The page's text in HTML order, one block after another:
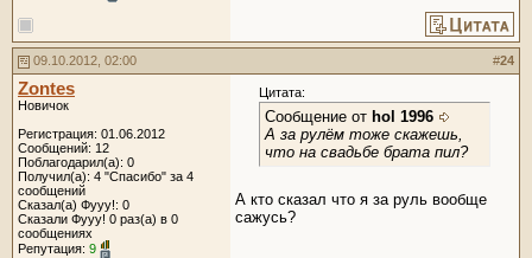
09.10.2012, 02:00 #24
Zontes
Новичок
Регистрация: 01.06.2012
Сообщений: 12
Поблагодарил(а): 0
Получил(а): 4 "Спасибо" за 4
сообщений
Сказал(а) Фууу!: 0
Сказали Фууу! 0 раз(а) в 0
сообщениях
Репутация: 9
Цитата:
Сообщение от hol 1996
А за рулём тоже скажешь,
что на свадьбе брата пил?
А кто сказал что я за руль вообще
сажусь?